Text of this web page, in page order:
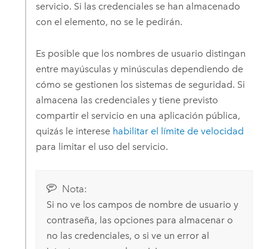
servicio. Si las credenciales se han almacenado
con el elemento, no se le pedirán.
Es posible que los nombres de usuario distingan
entre mayúsculas y minúsculas dependiendo de
cómo se gestionen los sistemas de seguridad. Si
almacena las credenciales y tiene previsto
compartir el servicio en una aplicación pública,
quizás le interese habilitar el límite de velocidad
para limitar el uso del servicio.
Nota:
Si no ve los campos de nombre de usuario y
contraseña, las opciones para almacenar o
no las credenciales, o si ve un error al